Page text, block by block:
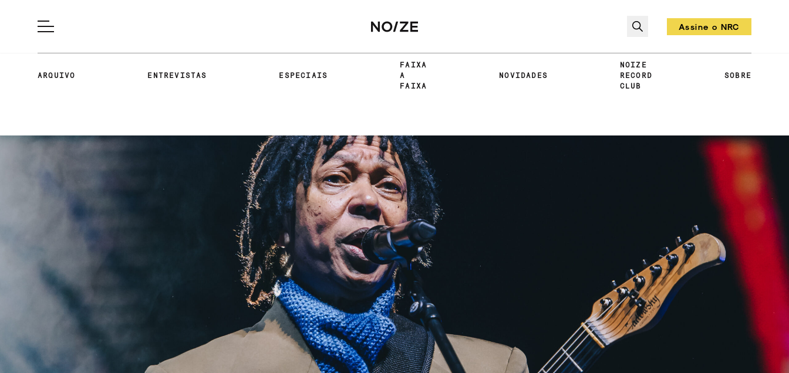
Assine o NRC
ARQUIVO ENTREVISTAS ESPECIAIS
FAIXA
A
FAIXA
NOVIDADES
NOIZE
RECORD
CLUB
SOBRE